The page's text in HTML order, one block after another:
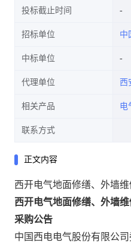
投标截止时间
招标单位 中
中标单位
代理单位 西
相关产品 电
联系方式
正文内容
西开电气地面修缮、外墙
西开电气地面修缮、外墙维
采购公告
中国西电电气股份有限公